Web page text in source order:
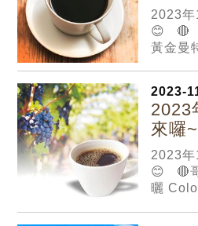
2023年
😊 🔴
黃金曼
2023-
2023
來囉
2023年
😊 🔴
曬